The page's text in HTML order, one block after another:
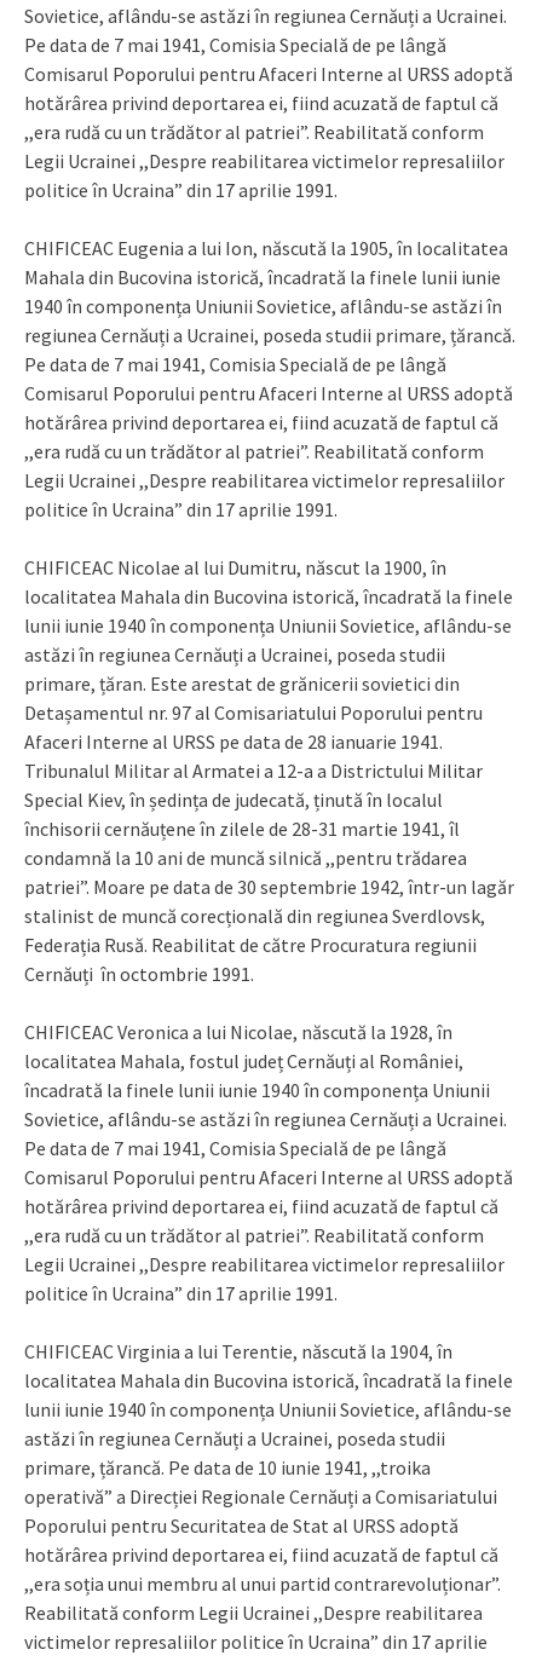
Sovietice, aflându-se astăzi în regiunea Cernăuți a Ucrainei.
Pe data de 7 mai 1941, Comisia Specială de pe lângă
Comisarul Poporului pentru Afaceri Interne al URSS adoptă
hotărârea privind deportarea ei, fiind acuzată de faptul că
,,era rudă cu un trădător al patriei”. Reabilitată conform
Legii Ucrainei ,,Despre reabilitarea victimelor represaliilor
politice în Ucraina” din 17 aprilie 1991.
CHIFICEAC Eugenia a lui Ion, născută la 1905, în localitatea
Mahala din Bucovina istorică, încadrată la finele lunii iunie
1940 în componența Uniunii Sovietice, aflându-se astăzi în
regiunea Cernăuți a Ucrainei, poseda studii primare, țărancă.
Pe data de 7 mai 1941, Comisia Specială de pe lângă
Comisarul Poporului pentru Afaceri Interne al URSS adoptă
hotărârea privind deportarea ei, fiind acuzată de faptul că
,,era rudă cu un trădător al patriei”. Reabilitată conform
Legii Ucrainei ,,Despre reabilitarea victimelor represaliilor
politice în Ucraina” din 17 aprilie 1991.
CHIFICEAC Nicolae al lui Dumitru, născut la 1900, în
localitatea Mahala din Bucovina istorică, încadrată la finele
lunii iunie 1940 în componența Uniunii Sovietice, aflându-se
astăzi în regiunea Cernăuți a Ucrainei, poseda studii
primare, țăran. Este arestat de grănicerii sovietici din
Detașamentul nr. 97 al Comisariatului Poporului pentru
Afaceri Interne al URSS pe data de 28 ianuarie 1941.
Tribunalul Militar al Armatei a 12-a a Districtului Militar
Special Kiev, în ședința de judecată, ținută în localul
închisorii cernăuțene în zilele de 28-31 martie 1941, îl
condamnă la 10 ani de muncă silnică ,,pentru trădarea
patriei”. Moare pe data de 30 septembrie 1942, într-un lagăr
stalinist de muncă corecțională din regiunea Sverdlovsk,
Federația Rusă. Reabilitat de către Procuratura regiunii
Cernăuți în octombrie 1991.
CHIFICEAC Veronica a lui Nicolae, născută la 1928, în
localitatea Mahala, fostul județ Cernăuți al României,
încadrată la finele lunii iunie 1940 în componența Uniunii
Sovietice, aflându-se astăzi în regiunea Cernăuți a Ucrainei.
Pe data de 7 mai 1941, Comisia Specială de pe lângă
Comisarul Poporului pentru Afaceri Interne al URSS adoptă
hotărârea privind deportarea ei, fiind acuzată de faptul că
,,era rudă cu un trădător al patriei”. Reabilitată conform
Legii Ucrainei ,,Despre reabilitarea victimelor represaliilor
politice în Ucraina” din 17 aprilie 1991.
CHIFICEAC Virginia a lui Terentie, născută la 1904, în
localitatea Mahala din Bucovina istorică, încadrată la finele
lunii iunie 1940 în componența Uniunii Sovietice, aflându-se
astăzi în regiunea Cernăuți a Ucrainei, poseda studii
primare, țărancă. Pe data de 10 iunie 1941, ,,troika
operativă” a Direcției Regionale Cernăuți a Comisariatului
Poporului pentru Securitatea de Stat al URSS adoptă
hotărârea privind deportarea ei, fiind acuzată de faptul că
,,era soția unui membru al unui partid contrarevoluționar”.
Reabilitată conform Legii Ucrainei ,,Despre reabilitarea
victimelor represaliilor politice în Ucraina” din 17 aprilie